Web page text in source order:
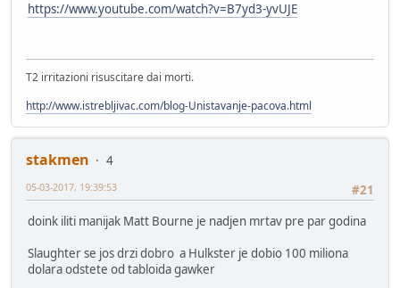
https://www.youtube.com/watch?v=B7yd3-yvUJE
T2 irritazioni risuscitare dai morti.
http://www.istrebljivac.com/blog-Unistavanje-pacova.html
stakmen
4
#21
05-03-2017, 19:39:53
doink iliti manijak Matt Bourne je nadjen mrtav pre par godina
Slaughter se jos drzi dobro a Hulkster je dobio 100 miliona
dolara odstete od tabloida gawker